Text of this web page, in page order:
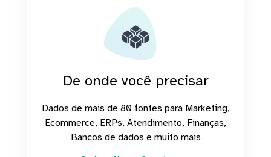
De onde você precisar
Dados de mais de 80 fontes para Marketing,
Ecommerce, ERPs, Atendimento, Finanças,
Bancos de dados e muito mais